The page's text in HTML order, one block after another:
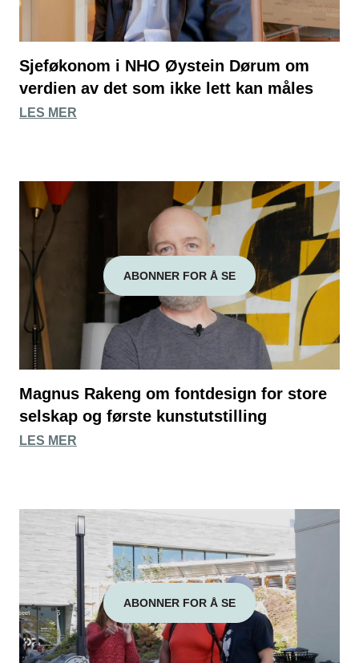
Sjeføkonom i NHO Øystein Dørum om
verdien av det som ikke lett kan måles
LES MER
ABONNER FOR Å SE
Magnus Rakeng om fontdesign for store
selskap og første kunstutstilling
LES MER
ABONNER FOR Å SE